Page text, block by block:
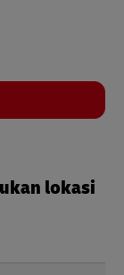
lokasi